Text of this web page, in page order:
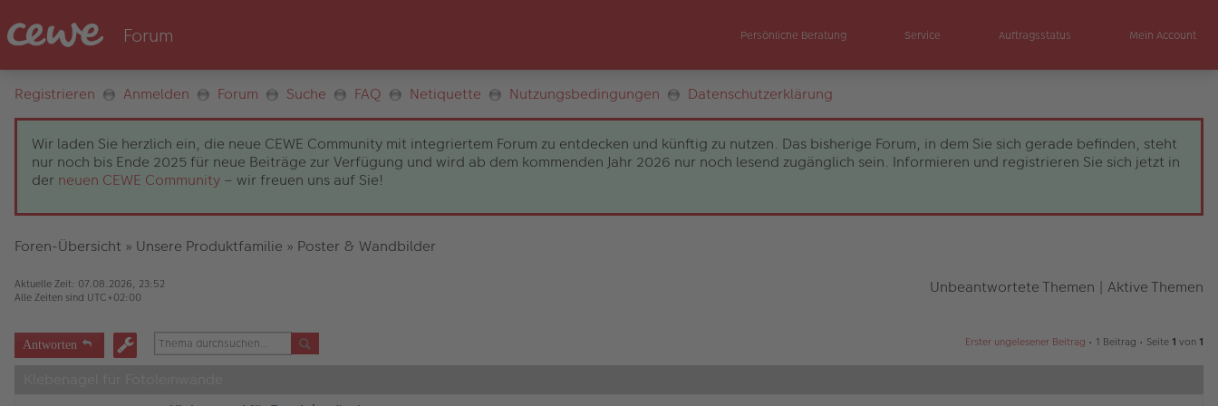
Persönliche Beratung Service Auftragsstatus Mein Account
Registrieren Anmelden Forum Suche FAQ Netiquette Nutzungsbedingungen Datenschutzerklärung
Wir laden Sie herzlich ein, die neue CEWE Community mit integriertem Forum zu entdecken und künftig zu nutzen. Das bisherige Forum, in dem Sie sich gerade befinden, steht
nur noch bis Ende 2025 für neue Beiträge zur Verfügung und wird ab dem kommenden Jahr 2026 nur noch lesend zugänglich sein. Informieren und registrieren Sie sich jetzt in
der neuen CEWE Community – wir freuen uns auf Sie!
Foren-Übersicht » Unsere Produktfamilie » Poster & Wandbilder
Aktuelle Zeit: 07.08.2026, 23:52
Alle Zeiten sind UTC+02:00 Unbeantwortete Themen | Aktive Themen
Antworten Erster ungelesener Beitrag • 1 Beitrag • Seite 1 von 1